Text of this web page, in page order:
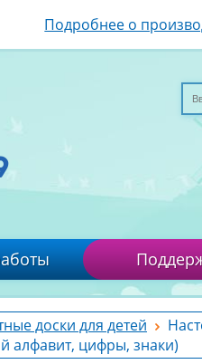
Подробнее о
доски для детей
алфавит, цифры, знаки)